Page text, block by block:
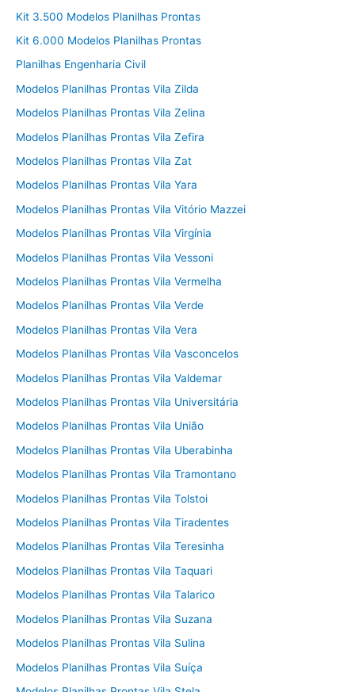
Kit 3.500 Modelos Planilhas Prontas
Kit 6.000 Modelos Planilhas Prontas
Planilhas Engenharia Civil
Modelos Planilhas Prontas Vila Zilda
Modelos Planilhas Prontas Vila Zelina
Modelos Planilhas Prontas Vila Zefira
Modelos Planilhas Prontas Vila Zat
Modelos Planilhas Prontas Vila Yara
Modelos Planilhas Prontas Vila Vitório Mazzei
Modelos Planilhas Prontas Vila Virgínia
Modelos Planilhas Prontas Vila Vessoni
Modelos Planilhas Prontas Vila Vermelha
Modelos Planilhas Prontas Vila Verde
Modelos Planilhas Prontas Vila Vera
Modelos Planilhas Prontas Vila Vasconcelos
Modelos Planilhas Prontas Vila Valdemar
Modelos Planilhas Prontas Vila Universitária
Modelos Planilhas Prontas Vila União
Modelos Planilhas Prontas Vila Uberabinha
Modelos Planilhas Prontas Vila Tramontano
Modelos Planilhas Prontas Vila Tolstoi
Modelos Planilhas Prontas Vila Tiradentes
Modelos Planilhas Prontas Vila Teresinha
Modelos Planilhas Prontas Vila Taquari
Modelos Planilhas Prontas Vila Talarico
Modelos Planilhas Prontas Vila Suzana
Modelos Planilhas Prontas Vila Sulina
Modelos Planilhas Prontas Vila Suíça